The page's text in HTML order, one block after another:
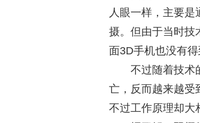
人眼一样，主要
摄。但由于当时技
面3D手机也没有
不过随着技术
亡，反而越来越受
不过工作原理却大